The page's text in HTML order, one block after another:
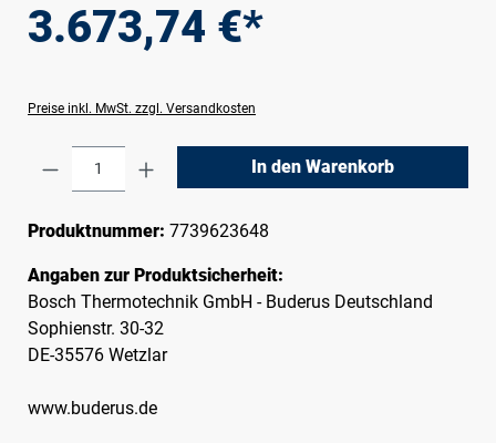
3.673,74 €*
Preise inkl. MwSt. zzgl. Versandkosten
Produkt Anzahl: Gib den gewünschten
In den Warenkorb
Produktnummer: 7739623648
Angaben zur Produktsicherheit:
Bosch Thermotechnik GmbH - Buderus Deutschland
Sophienstr. 30-32
DE-35576 Wetzlar
www.buderus.de